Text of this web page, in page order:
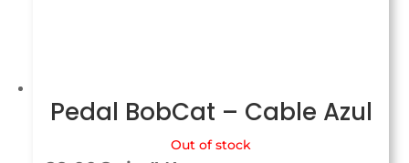
Pedal BobCat – Cable Azul
Out of stock